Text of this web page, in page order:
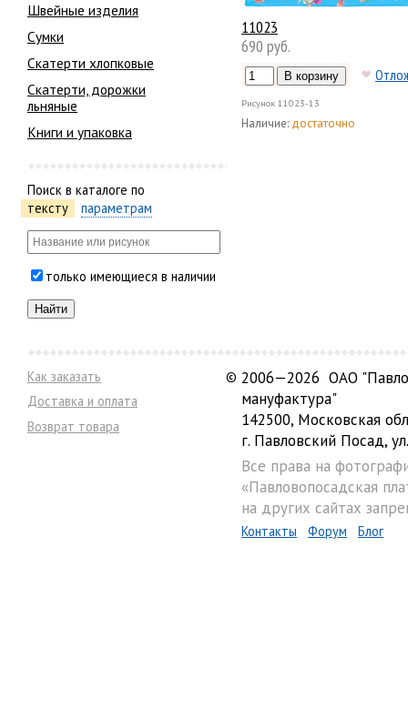
Швейные изделия
Сумки
Скатерти хлопковые
Скатерти, дорожки
льняные
Книги и упаковка
Поиск в каталоге по
тексту
параметрам
только имеющиеся в наличии
11023
690 руб.
Рисунок 11023-13
Наличие: достаточно
Как заказать
Доставка и оплата
Возврат товара
© 2006—2026 ОАО
мануфактура"
142500, Московская
г. Павловский Посад,
Все права на
«Павловопосадская
на других сайтах
Контакты Форум Блог